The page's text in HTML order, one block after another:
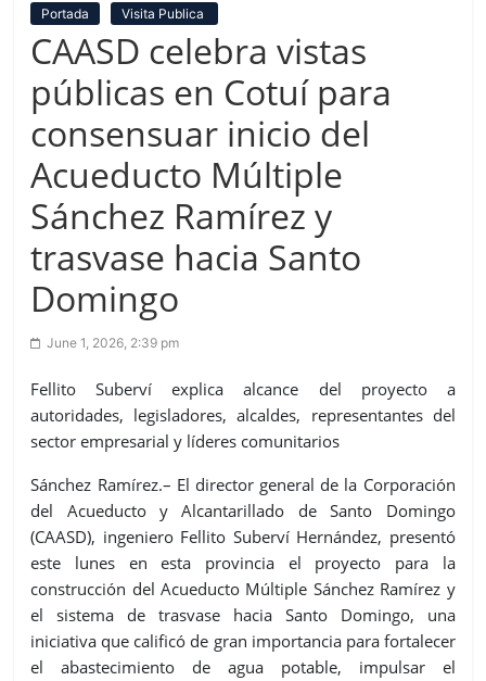
Portada Visita Publica
CAASD celebra vistas
públicas en Cotuí para
consensuar inicio del
Acueducto Múltiple
Sánchez Ramírez y
trasvase hacia Santo
Domingo
June 1, 2026, 2:39 pm
Fellito Suberví explica alcance del proyecto a
autoridades, legisladores, alcaldes, representantes del
sector empresarial y líderes comunitarios
Sánchez Ramírez.– El director general de la Corporación
del Acueducto y Alcantarillado de Santo Domingo
(CAASD), ingeniero Fellito Suberví Hernández, presentó
este lunes en esta provincia el proyecto para la
construcción del Acueducto Múltiple Sánchez Ramírez y
el sistema de trasvase hacia Santo Domingo, una
iniciativa que calificó de gran importancia para fortalecer
el abastecimiento de agua potable, impulsar el